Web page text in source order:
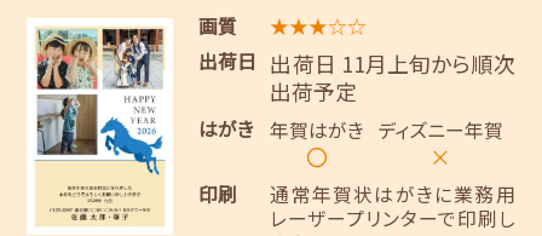
画質
★★★☆☆
出荷日
出荷日 11月上旬から順次
出荷予定
はがき 年賀はがき
〇
ディズニー年賀
×
印刷
通常年賀状はがきに業務用
レーザープリンターで印刷し